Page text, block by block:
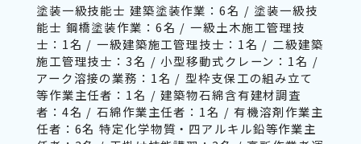
塗装一級技能士 建築塗装作業：6名 / 塗装一級技
能士 鋼橋塗装作業：6名 / 一級土木施工管理技
士：1名 / 一級建築施工管理技士：1名 / 二級建築
施工管理技士：3名 / 小型移動式クレーン：1名 /
アーク溶接の業務：1名 / 型枠支保工の組み立て
等作業主任者：1名 / 建築物石綿含有建材調査
者：4名 / 石綿作業主任者：1名 / 有機溶剤作業主
任者：6名 特定化学物質・四アルキル鉛等作業主